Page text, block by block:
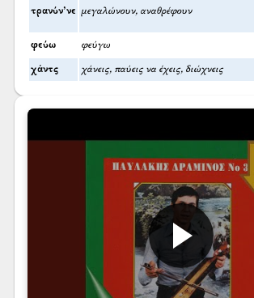
τρανύν’νε μεγαλώνουν, αναθρέφουν
φεύω φεύγω
χάντς χάνεις, παύεις να έχεις, διώχνεις